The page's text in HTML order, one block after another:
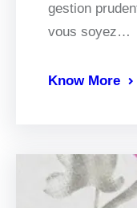
gestion
vous soyez…
Know More